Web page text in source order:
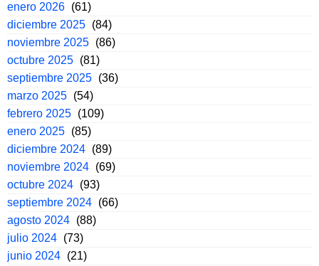
enero 2026 (61)
diciembre 2025 (84)
noviembre 2025 (86)
octubre 2025 (81)
septiembre 2025 (36)
marzo 2025 (54)
febrero 2025 (109)
enero 2025 (85)
diciembre 2024 (89)
noviembre 2024 (69)
octubre 2024 (93)
septiembre 2024 (66)
agosto 2024 (88)
julio 2024 (73)
junio 2024 (21)